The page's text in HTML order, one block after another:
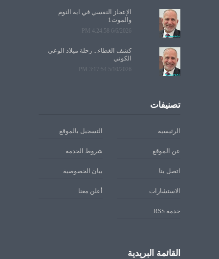
الإعجاز النفسي في آية النوم
والموت1
6/6/2026 4:24:58 PM
كشف الغطاء... رحلة ميلاد الوعي
الكوني
5/10/2026 3:17:54 PM
تصنيفات
الرئيسية التسجيل بالموقع
عن الموقع شروط الخدمة
اتصل بنا بيان الخصوصية
الاستشارات أعلن معنا
خدمة RSS
القائمة البريدية